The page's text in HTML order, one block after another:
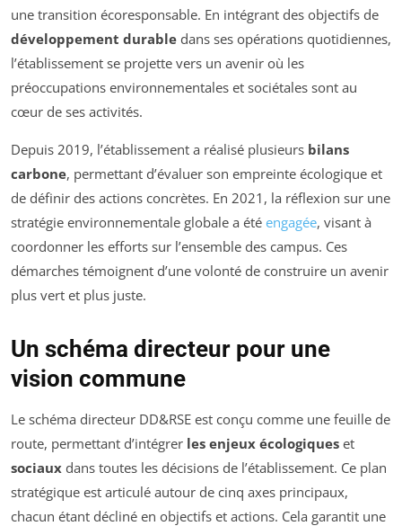
une transition écoresponsable. En intégrant des objectifs de
développement durable dans ses opérations quotidiennes,
l’établissement se projette vers un avenir où les
préoccupations environnementales et sociétales sont au
cœur de ses activités.
Depuis 2019, l’établissement a réalisé plusieurs bilans
carbone, permettant d’évaluer son empreinte écologique et
de définir des actions concrètes. En 2021, la réflexion sur une
stratégie environnementale globale a été engagée, visant à
coordonner les efforts sur l’ensemble des campus. Ces
démarches témoignent d’une volonté de construire un avenir
plus vert et plus juste.
Un schéma directeur pour une
vision commune
Le schéma directeur DD&RSE est conçu comme une feuille de
route, permettant d’intégrer les enjeux écologiques et
sociaux dans toutes les décisions de l’établissement. Ce plan
stratégique est articulé autour de cinq axes principaux,
chacun étant décliné en objectifs et actions. Cela garantit une